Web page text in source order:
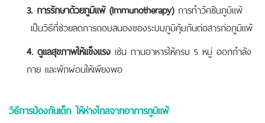
3. การรักษาด้วยภูมิแพ้ (Immunotherapy)การทำวัคซีนภูมิแพ้
เป็นวิธีที่ช่วยลดการตอบสนองของระบบภูมิคุ้มกันต่อสารก่อภูมิแพ้
4. ดูแลสุขภาพให้แข็งแรง เช่น ทานอาหารให้ครบ 5 หมู่ ออกกำลัง
กาย และพักผ่อนให้เพียงพอ
วิธีการป้องกันเด็ก ให้ห่างไกลจากอาการภูมิแพ้